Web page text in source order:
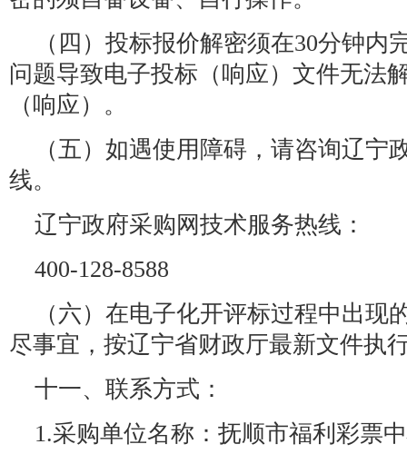
（四）投标报价解密须在30分钟内
问题导致电子投标（响应）文件无法
（响应）。
（五）如遇使用障碍，请咨询辽宁
线。
辽宁政府采购网技术服务热线：
400-128-8588
（六）在电子化开评标过程中出现
尽事宜，按辽宁省财政厅最新文件执
十一、联系方式：
1.采购单位名称：抚顺市福利彩票